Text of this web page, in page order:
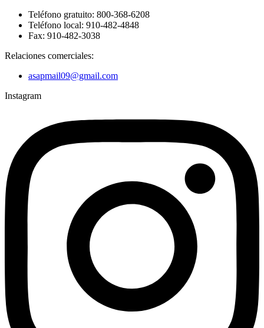
Teléfono gratuito: 800-368-6208
Teléfono local: 910-482-4848
Fax: 910-482-3038
Relaciones comerciales:
asapmail09@gmail.com
Instagram